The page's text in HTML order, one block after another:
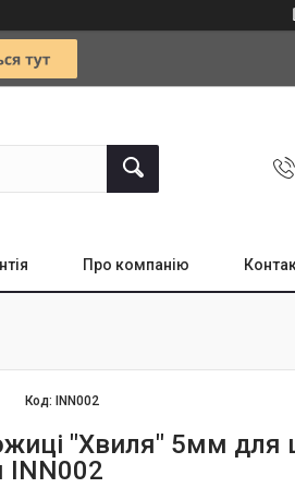
Про компанію
Код: INN002
"Хвиля" 5мм для
INN002